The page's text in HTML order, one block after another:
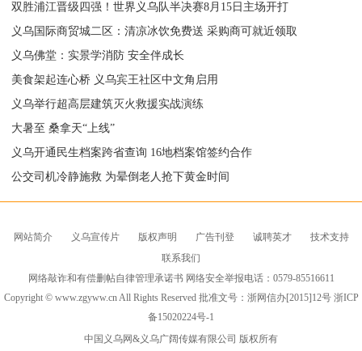
双胜浦江晋级四强！世界义乌队半决赛8月15日主场开打
义乌国际商贸城二区：清凉冰饮免费送 采购商可就近领取
义乌佛堂：实景学消防 安全伴成长
美食架起连心桥 义乌宾王社区中文角启用
义乌举行超高层建筑灭火救援实战演练
大暑至 桑拿天“上线”
义乌开通民生档案跨省查询 16地档案馆签约合作
公交司机冷静施救 为晕倒老人抢下黄金时间
网站简介 义乌宣传片 版权声明 广告刊登 诚聘英才
技术支持
联系我们
网络敲诈和有偿删帖自律管理承诺书 网络安全举报电话：0579-85516611
Copyright © www.zgyww.cn All Rights Reserved 批准文号：浙网信办[2015]12号 浙ICP
备15020224号-1
中国义乌网&义乌广阔传媒有限公司 版权所有